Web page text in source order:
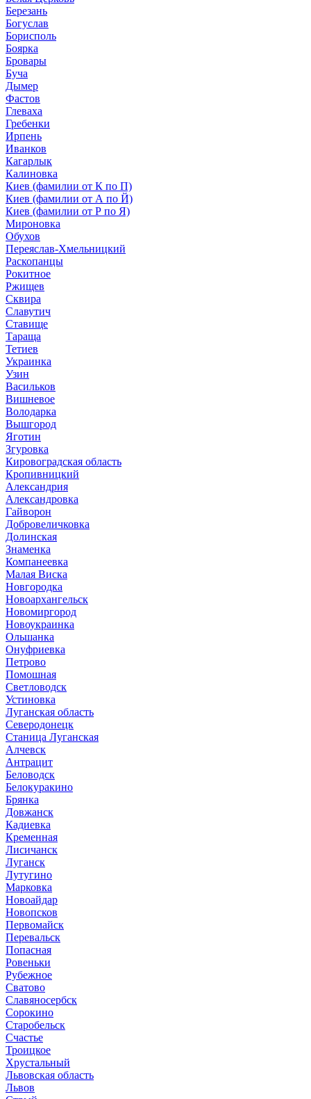
Березань
Богуслав
Борисполь
Боярка
Бровары
Буча
Дымер
Фастов
Глеваха
Гребенки
Ирпень
Иванков
Кагарлык
Калиновка
Киев (фамилии от К по П)
Киев (фамилии от А по Й)
Киев (фамилии от Р по Я)
Мироновка
Обухов
Переяслав-Хмельницкий
Раскопанцы
Рокитное
Ржищев
Сквира
Славутич
Ставище
Тараща
Тетиев
Украинка
Узин
Васильков
Вишневое
Володарка
Вышгород
Яготин
Згуровка
Кировоградская область
Кропивницкий
Александрия
Александровка
Гайворон
Добровеличковка
Долинская
Знаменка
Компанеевка
Малая Виска
Новгородка
Новоархангельск
Новомиргород
Новоукраинка
Ольшанка
Онуфриевка
Петрово
Помошная
Светловодск
Устиновка
Луганская область
Северодонецк
Станица Луганская
Алчевск
Антрацит
Беловодск
Белокуракино
Брянка
Довжанск
Кадиевка
Кременная
Лисичанск
Луганск
Лутугино
Марковка
Новоайдар
Новопсков
Первомайск
Перевальск
Попасная
Ровеньки
Рубежное
Сватово
Славяносербск
Сорокино
Старобельск
Счастье
Троицкое
Хрустальный
Львовская область
Львов